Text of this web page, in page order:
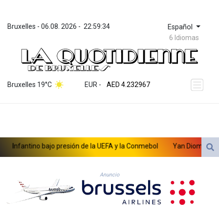
Bruxelles - 06.08. 2026 - 22:59:34 Español
6 Idiomas
Bruxelles 19°C EUR -
ZWL 371.095165
AED 4.232967
AFN 75.479359
ARS 1728.428661
AUD 1.638336
AZN 1.961602
BAM 1.952566
BBD 2.320646
BDT 142.623742
bajo presión de la UEFA y la Conmebol Yan Diomandé, la
Anuncio